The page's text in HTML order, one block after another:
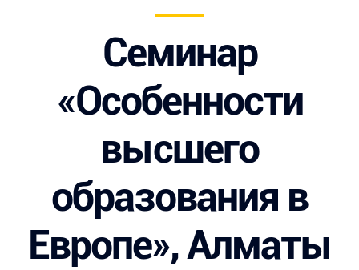
Семинар
«Особенности
высшего
образования в
Европе», Алматы